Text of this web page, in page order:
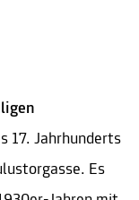
17. Jahrhunderts
Es